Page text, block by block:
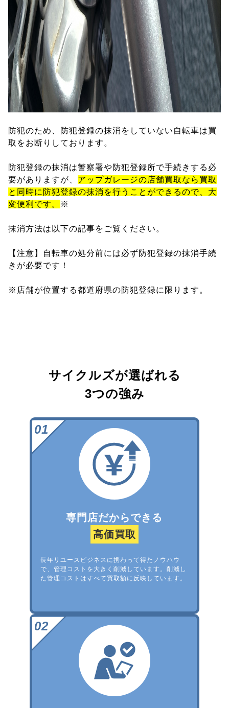
防犯のため、防犯登録の抹消をしていない自転車は買
取をお断りしております。
防犯登録の抹消は警察署や防犯登録所で手続きする必
要がありますが、 アップガレージの店舗買取なら買取
と同時に防犯登録の抹消を行うことができるので、大
変便利です。
※
抹消方法は以下の記事をご覧ください。
【注意】自転車の処分前には必ず防犯登録の抹消手続
きが必要です！
※店舗が位置する都道府県の防犯登録に限ります。
サイクルズが選ばれる
3つの強み
専門店だからできる
高価買取
長年リユースビジネスに携わって得たノウハウ
で、管理コストを大きく削減しています。削減し
た管理コストはすべて買取額に反映しています。